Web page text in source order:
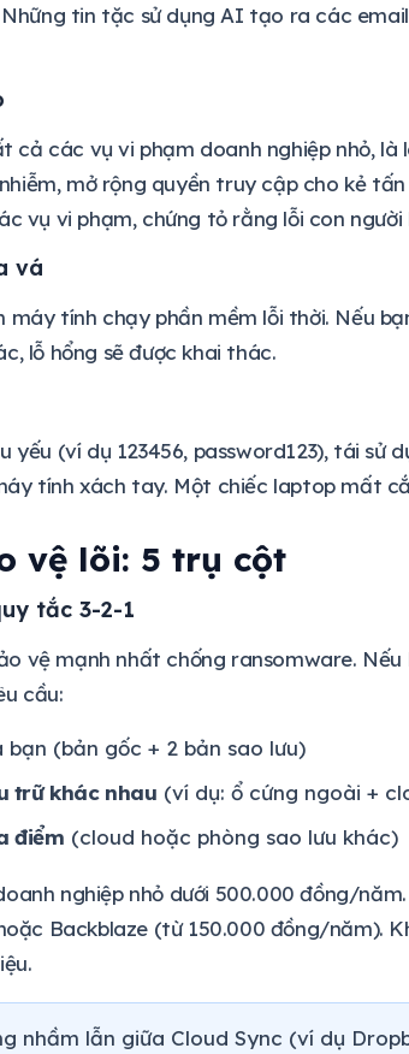
tin tặc sử dụng AI tạo ra các
cả các vụ vi phạm doanh nghiệp nhỏ,
mở rộng quyền truy cập cho kẻ
vụ vi phạm, chứng tỏ rằng lỗi con
vá
tính chạy phần mềm lỗi thời. Nếu
lỗ hổng sẽ được khai thác.
yếu (ví dụ 123456, password123), tái
tính xách tay. Một chiếc laptop mất
vệ lõi: 5 trụ cột
tắc 3-2-1
vệ mạnh nhất chống ransomware.
cầu:
(bản gốc + 2 bản sao lưu)
trữ khác nhau (ví dụ: ổ cứng ngoài +
điểm (cloud hoặc phòng sao lưu khác)
nghiệp nhỏ dưới 500.000 đồng/
Backblaze (từ 150.000 đồng/năm).
nhầm lẫn giữa Cloud Sync (ví dụ